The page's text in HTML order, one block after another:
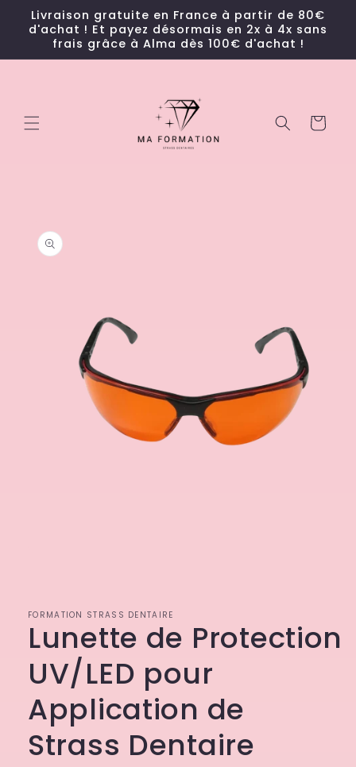
passer
au
contenu
Livraison gratuite en France à partir de 80€
d'achat ! Et payez désormais en 2x à 4x sans
frais grâce à Alma dès 100€ d'achat !
Panier
informations
produits
une
fenêtre
modale
FORMATION STRASS DENTAIRE
Lunette de Protection
UV/LED pour
Application de
Strass Dentaire